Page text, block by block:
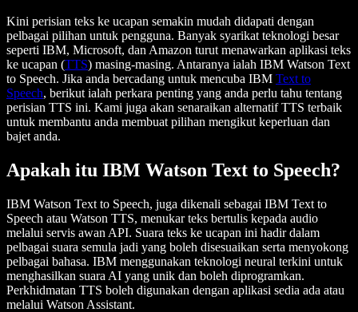
Kini perisian teks ke ucapan semakin mudah didapati dengan
pelbagai pilihan untuk pengguna. Banyak syarikat teknologi besar
seperti IBM, Microsoft, dan Amazon turut menawarkan aplikasi teks
ke ucapan (TTS) masing-masing. Antaranya ialah IBM Watson Text
to Speech. Jika anda bercadang untuk mencuba IBM Text to
Speech, berikut ialah perkara penting yang anda perlu tahu tentang
perisian TTS ini. Kami juga akan senaraikan alternatif TTS terbaik
untuk membantu anda membuat pilihan mengikut keperluan dan
bajet anda.
Apakah itu IBM Watson Text to Speech?
IBM Watson Text to Speech, juga dikenali sebagai IBM Text to
Speech atau Watson TTS, menukar teks bertulis kepada audio
melalui servis awan API. Suara teks ke ucapan ini hadir dalam
pelbagai suara semula jadi yang boleh disesuaikan serta menyokong
pelbagai bahasa. IBM menggunakan teknologi neural terkini untuk
menghasilkan suara AI yang unik dan boleh diprogramkan.
Perkhidmatan TTS boleh digunakan dengan aplikasi sedia ada atau
melalui Watson Assistant.